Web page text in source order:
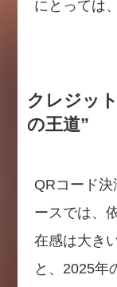
にとっては
クレジッ
の王道”
QRコード
ースでは、
在感は大き
と、2025年